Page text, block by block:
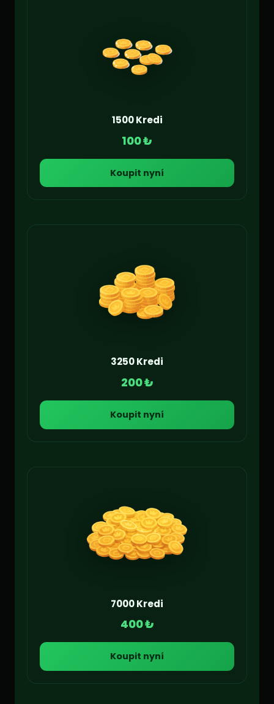
1500 Kredi
100 ₺
Koupit nyní
3250 Kredi
200 ₺
Koupit nyní
7000 Kredi
400 ₺
Koupit nyní